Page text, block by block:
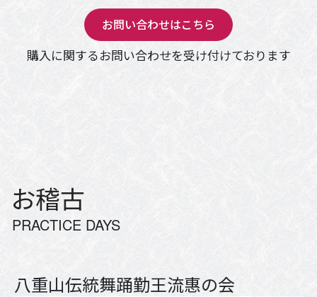
お問い合わせはこちら
購入に関するお問い合わせを受け付けております
お稽古
PRACTICE DAYS
八重山伝統舞踊勤王流惠の会